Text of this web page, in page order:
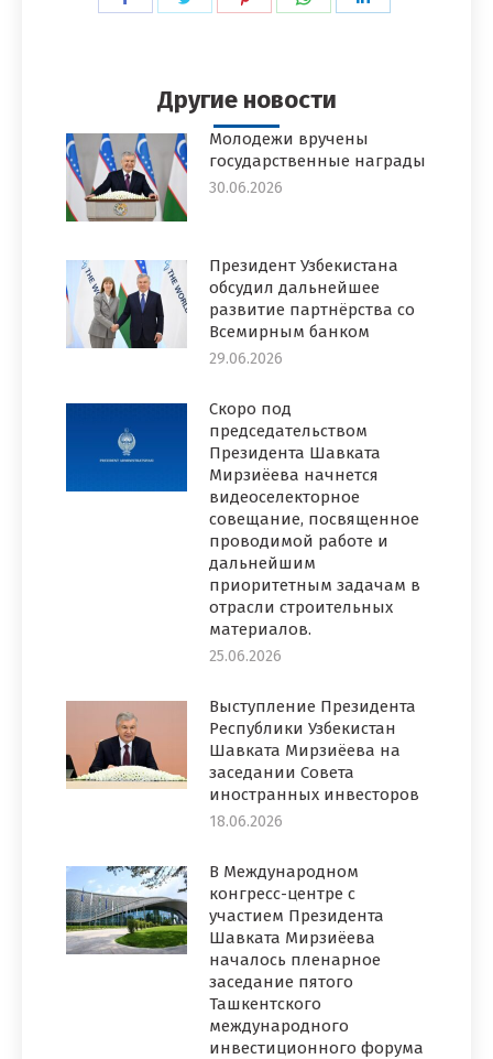
Другие новости
Молодежи вручены
государственные награды
30.06.2026
Президент Узбекистана
обсудил дальнейшее
развитие партнёрства со
Всемирным банком
29.06.2026
Скоро под
председательством
Президента Шавката
Мирзиёева начнется
видеоселекторное
совещание, посвященное
проводимой работе и
дальнейшим
приоритетным задачам в
отрасли строительных
материалов.
25.06.2026
Выступление Президента
Республики Узбекистан
Шавката Мирзиёева на
заседании Совета
иностранных инвесторов
18.06.2026
В Международном
конгресс-центре с
участием Президента
Шавката Мирзиёева
началось пленарное
заседание пятого
Ташкентского
международного
инвестиционного форума